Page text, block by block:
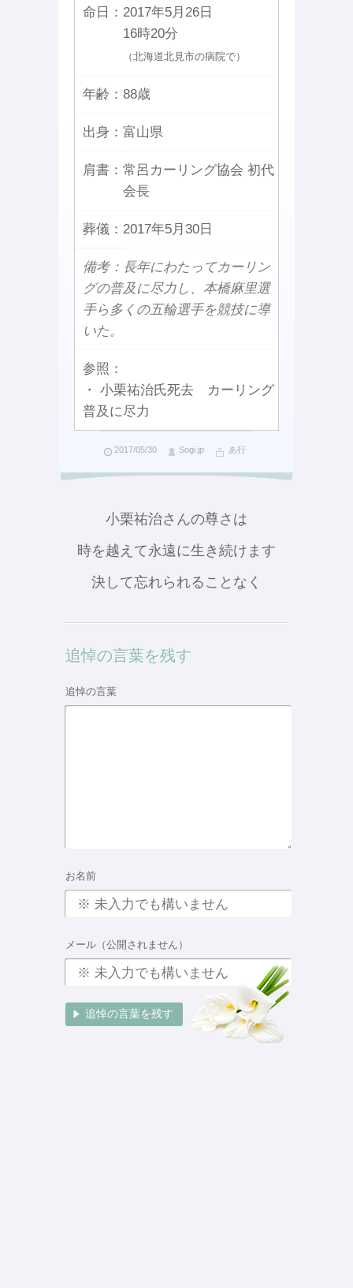
命日： 2017年5月26日
16時20分
（北海道北見市の病院で）
年齢： 88歳
出身： 富山県
肩書： 常呂カーリング協会 初代
会長
葬儀： 2017年5月30日
備考：長年にわたってカーリン
グの普及に尽力し、本橋麻里選
手ら多くの五輪選手を競技に導
いた。
参照：
・ 小栗祐治氏死去 カーリング
普及に尽力
2017/05/30 Sogi.jp あ行
小栗祐治さんの尊さは
時を越えて永遠に生き続けます
決して忘れられることなく
追悼の言葉を残す
追悼の言葉
お名前
メール（公開されません）